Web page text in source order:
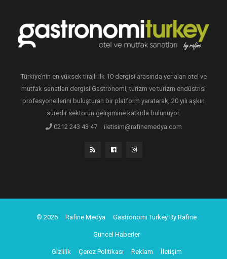
Türkiye’nin en yüksek tirajlı ilk 10 dergisi arasında yer alan otel ve
mutfak sanatları dergisi Gastronomi, turizm ve turizm endüstrisi
profesyonellerini buluşturan bir platform yaratarak, 20 yılı aşkın
süredir sektörün gelişimine katkıda bulunuyor.
0212 243 43 47
iletisim@rafinemedya.com
© 2026 Rafine Medya Gastronomi Turkey By Rafine
Güncel Haberler
Gizlilik Çerez Politikası Reklam İletişim